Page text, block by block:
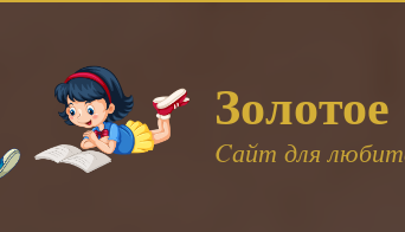
Cайт для